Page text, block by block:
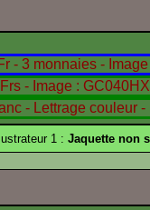
1 : Jaquette non